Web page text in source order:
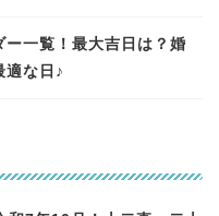
一覧！最大吉日は？婚
適な日♪